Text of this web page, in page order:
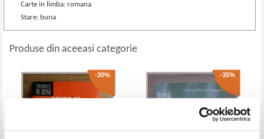
Carte in limba: romana
Stare: buna
Produse din aceeasi categorie
-30% -35%